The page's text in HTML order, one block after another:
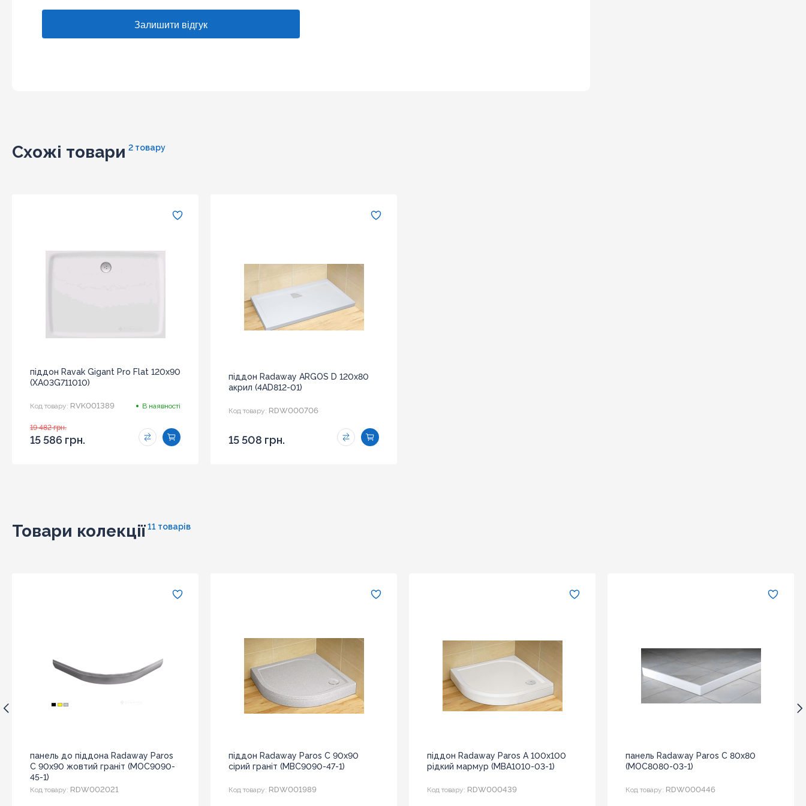
Схожі товари 2 товару
піддон Ravak Gigant Pro Flat 120x90
(XA03G711010)
Код товару: RVK001389 В наявності
19 482 грн.
15 586 грн.
піддон Radaway ARGOS D 120x80
акрил (4AD812-01)
Код товару: RDW000706
15 508 грн.
Товари колекції 11 товарів
панель до піддона Radaway Paros
C 90x90 жовтий граніт (MOC9090-
45-1)
Код товару: RDW002021
піддон Radaway Paros C 90x90
сірий граніт (MBC9090-47-1)
Код товару: RDW001989
піддон Radaway Paros A 100x100
рідкий мармур (MBA1010-03-1)
Код товару: RDW000439
панель Radaway Paros C 80x80
(MOC8080-03-1)
Код товару: RDW000446